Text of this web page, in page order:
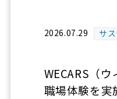
2026.07.29 サ
WECARS（
職場体験を実